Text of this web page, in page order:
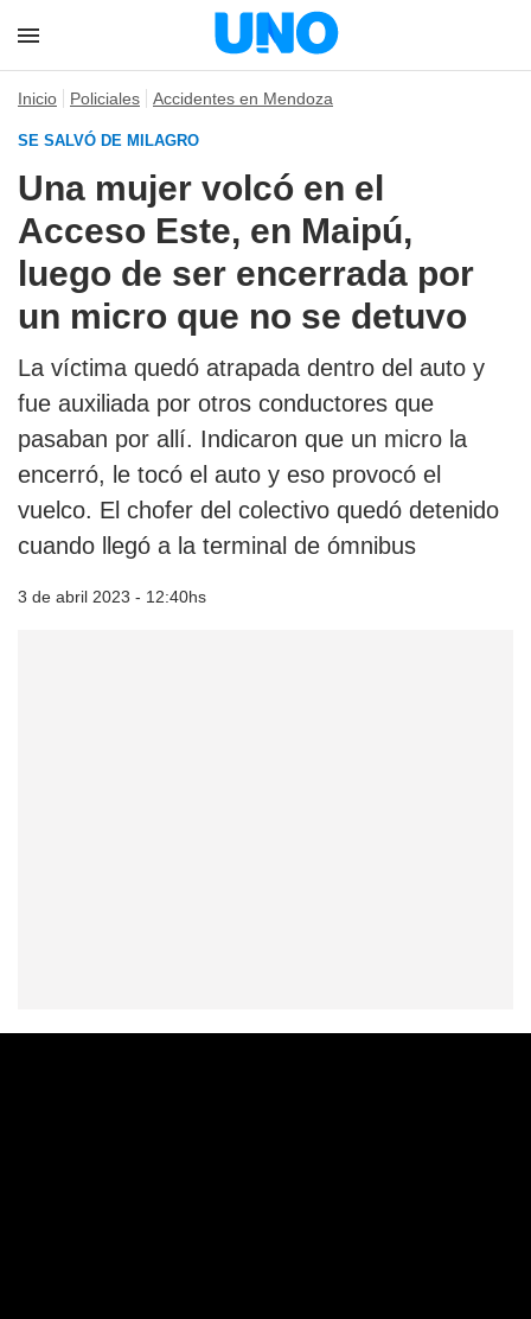
Inicio Policiales Accidentes en Mendoza
SE SALVÓ DE MILAGRO
Una mujer volcó en el
Acceso Este, en Maipú,
luego de ser encerrada por
un micro que no se detuvo
La víctima quedó atrapada dentro del auto y
fue auxiliada por otros conductores que
pasaban por allí. Indicaron que un micro la
encerró, le tocó el auto y eso provocó el
vuelco. El chofer del colectivo quedó detenido
cuando llegó a la terminal de ómnibus
3 de abril 2023 - 12:40hs